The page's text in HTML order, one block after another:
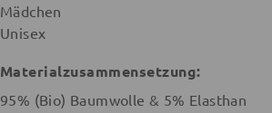
Mädchen
Unisex
Materialzusammensetzung:
95% (Bio) Baumwolle & 5% Elasthan